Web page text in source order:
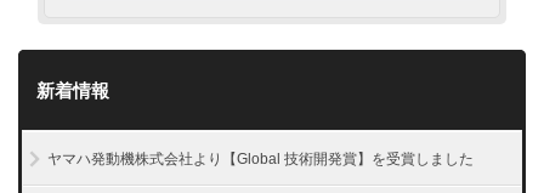
新着情報
ヤマハ発動機株式会社より【Global 技術開発賞】を受賞しました